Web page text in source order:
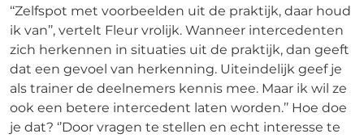
‘‘Zelfspot met voorbeelden uit de praktijk, daar houd
ik van’’, vertelt Fleur vrolijk. Wanneer intercedenten
zich herkennen in situaties uit de praktijk, dan geeft
dat een gevoel van herkenning. Uiteindelijk geef je
als trainer de deelnemers kennis mee. Maar ik wil ze
ook een betere intercedent laten worden.’’ Hoe doe
je dat? ‘’Door vragen te stellen en echt interesse te